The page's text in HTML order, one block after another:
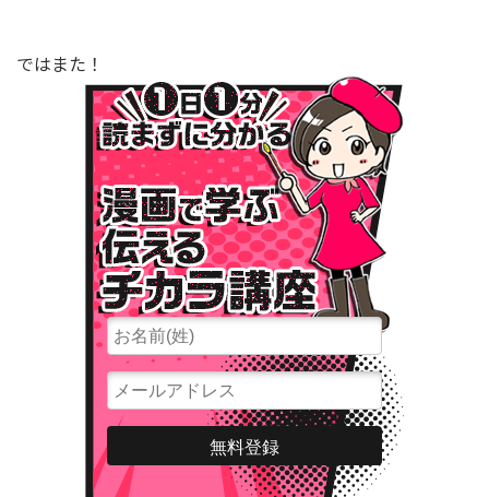
ではまた！